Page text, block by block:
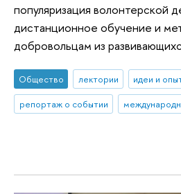
популяризация волонтерской
дистанционное обучение и
добровольцам из
Общество лектории идеи и
репортаж о событии